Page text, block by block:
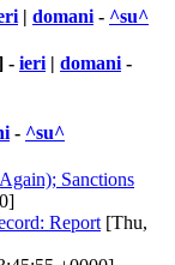
| domani - ^su^
- ieri | domani -
- ^su^
Sanctions
Report [Thu,